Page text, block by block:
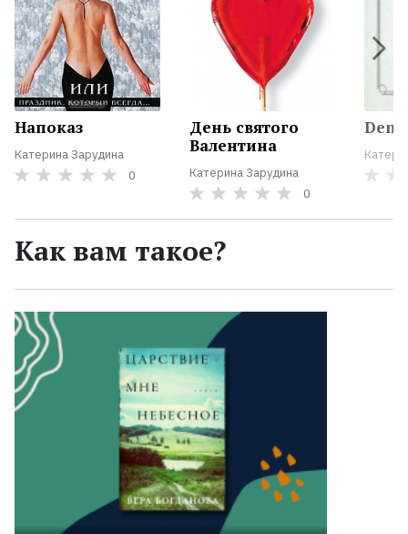
Напоказ
Катерина Зарудина
0
День святого
Валентина
Катерина Зарудина
0
Den'
Как вам такое?